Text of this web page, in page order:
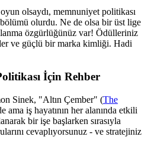
olsaydı, memnuniyet politikası
olurdu. Ne de olsa bir üst lige
özgürlüğünüz var! Ödülleriniz
ve güçlü bir marka kimliği. Hadi
İçin Rehber
Sinek, "Altın Çember" (The
ama iş hayatının her alanında etkili
bir işe başlarken sırasıyla
cevaplıyorsunuz - ve stratejiniz